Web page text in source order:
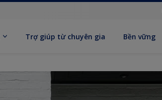
Trợ giúp từ chuyên gia Bền vững